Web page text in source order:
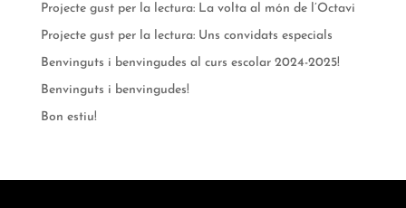
Projecte gust per la lectura: La volta al món de l’Octavi
Projecte gust per la lectura: Uns convidats especials
Benvinguts i benvingudes al curs escolar 2024-2025!
Benvinguts i benvingudes!
Bon estiu!